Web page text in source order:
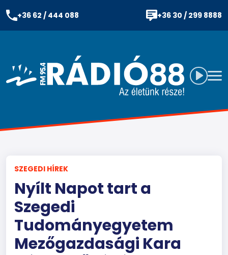
+36 62 / 444 088 +36 30 / 299 8888
SZEGEDI HÍREK
Nyílt Napot tart a
Szegedi
Tudományegyetem
Mezőgazdasági Kara